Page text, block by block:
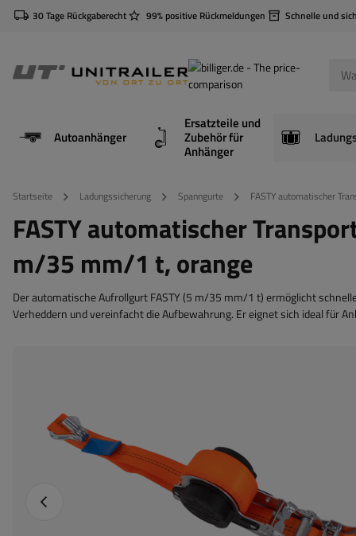
30 Tage Rückgaberecht 99% positive Rückmeldungen Schnelle und
Autoanhänger
Ersatzteile und
Zubehör für
Anhänger
Startseite Ladungssicherung Spanngurte FASTY automatischer
FASTY automatischer
m/35 mm/1 t, orange
Der automatische Aufrollgurt FASTY (5 m/35 mm/1 t) ermöglicht
Verheddern und vereinfacht die Aufbewahrung. Er eignet sich ideal für
Vorheriges Foto